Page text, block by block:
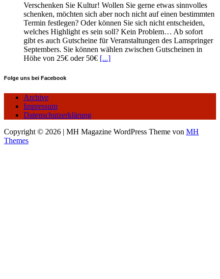
Verschenken Sie Kultur! Wollen Sie gerne etwas sinnvolles
schenken, möchten sich aber noch nicht auf einen bestimmten
Termin festlegen? Oder können Sie sich nicht entscheiden,
welches Highlight es sein soll? Kein Problem… Ab sofort
gibt es auch Gutscheine für Veranstaltungen des Lamspringer
Septembers. Sie können wählen zwischen Gutscheinen in
Höhe von 25€ oder 50€ [...]
Folge uns bei Facebook
Archive
Impressum
Datenschutzerklärung
Copyright © 2026 | MH Magazine WordPress Theme von MH
Themes